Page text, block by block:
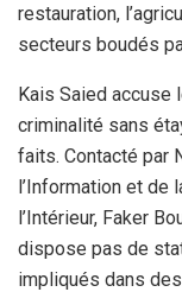
restauration,
secteurs boudés
Kais Saied accuse
criminalité sans
faits. Contacté par
l’Information et de
l’Intérieur, Faker
dispose pas de
impliqués dans